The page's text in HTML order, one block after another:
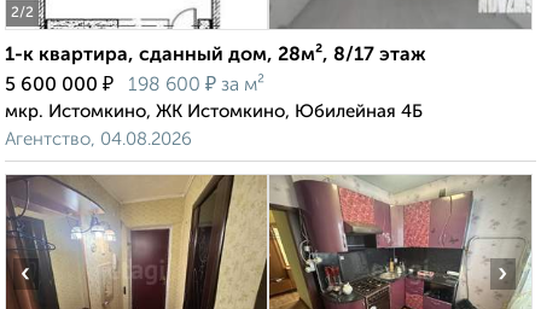
2/2
1-к квартира, сданный дом, 28м², 8/17 этаж
5 600 000 ₽ 198 600 ₽ за м²
мкр. Истомкино, ЖК Истомкино, Юбилейная 4Б
Агентство, 04.08.2026
‹ ›